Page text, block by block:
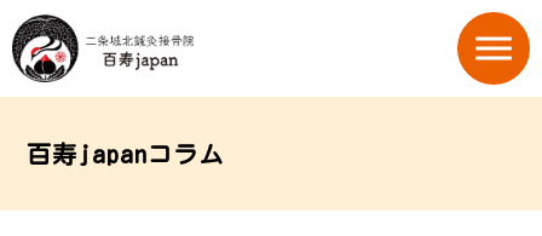
百寿japanコラム